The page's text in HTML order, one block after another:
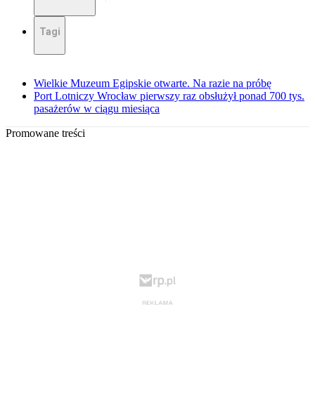
Tagi
Wielkie Muzeum Egipskie otwarte. Na razie na próbę
Port Lotniczy Wrocław pierwszy raz obsłużył ponad 700 tys.
pasażerów w ciągu miesiąca
Promowane treści